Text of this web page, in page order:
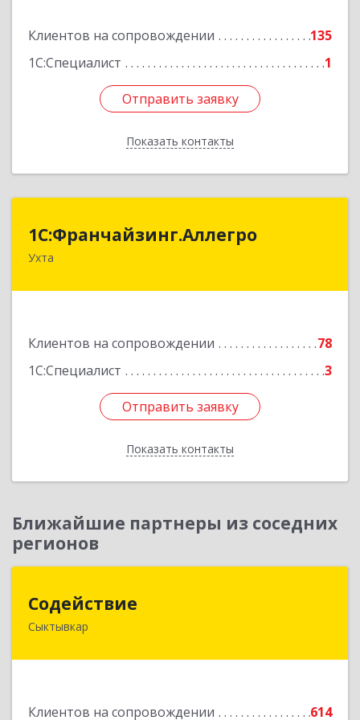
Клиентов на сопровождении
135
1С:Специалист
1
Отправить заявку
Показать контакты
Отправить заявку
Назад
1С:Франчайзинг.Аллегро
Ухта
Клиентов на сопровождении
78
1С:Специалист
3
Отправить заявку
Показать контакты
1С:Франчайзинг.Аллегро
169304, Коми Респ, Ухта г, Чернова ул, дом №
Отправить заявку
Назад
Ближайшие партнеры из соседних
регионов
Содействие
Сыктывкар
Клиентов на сопровождении 614
167004, Коми Респ, Сыктывкар г, Первомайская